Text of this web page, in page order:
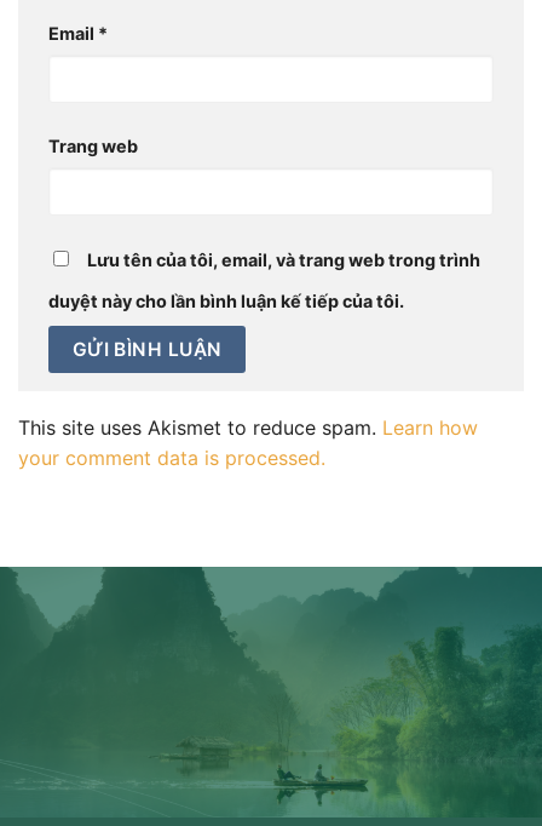
Email *
Trang web
Lưu tên của tôi, email, và trang web trong trình
duyệt này cho lần bình luận kế tiếp của tôi.
This site uses Akismet to reduce spam. Learn how
your comment data is processed.